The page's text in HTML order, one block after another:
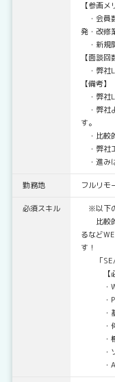
【参画メ
・会員
発・改修
・新規
【面談回
・弊社
【備考】
・弊社L
・弊社
す。
・比較
・弊社
・進み
勤務地 フルリモ
必須スキル
※以下
比較的
るなど
す！
「SE/
【必
・
・
・基本
・何
・標準
・ソ
・